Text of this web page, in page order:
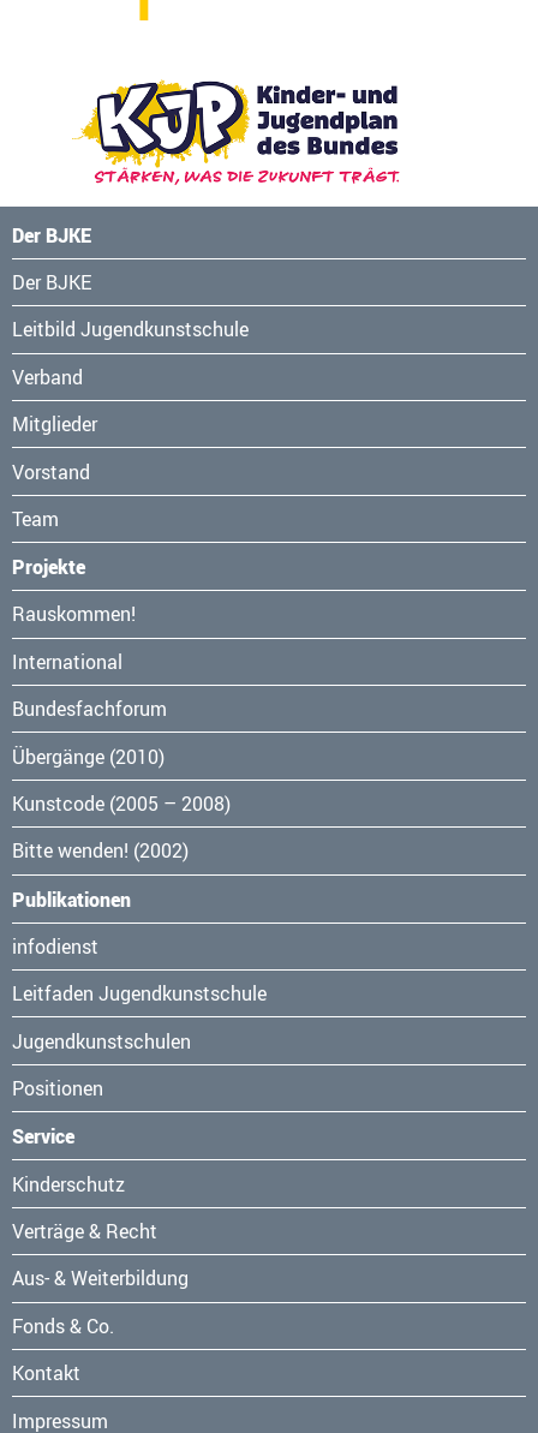
Der BJKE
Navigation
überspringen
Der BJKE
Leitbild Jugendkunstschule
Verband
Mitglieder
Vorstand
Team
Projekte
Navigation
überspringen
Rauskommen!
International
Bundesfachforum
Übergänge (2010)
Kunstcode (2005 – 2008)
Bitte wenden! (2002)
Publikationen
Navigation
überspringen
infodienst
Leitfaden Jugendkunstschule
Jugendkunstschulen
Positionen
Service
Navigation
überspringen
Kinderschutz
Verträge & Recht
Aus- & Weiterbildung
Fonds & Co.
Kontakt
Navigation
Impressum